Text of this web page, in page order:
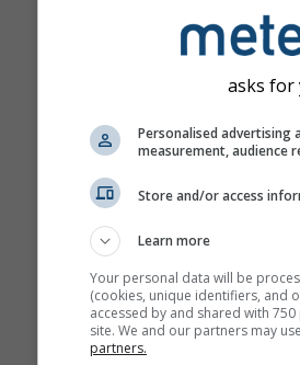
asks for
Personalised advertising
measurement, audience
Store and/or access
Learn more
Your personal data will be
(cookies, unique identifiers, and
accessed by and shared with
site. We and our partners may
partners.